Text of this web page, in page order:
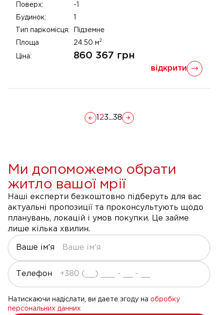
Поверх: -1
Будинок:
Тип паркомісця: Підземне
Площа 24.50 м 2
Ціна: 860 367 грн
відкрити
1 23...38
Ми допоможемо обрати
житло вашої мрії
Наші експерти безкоштовно підберуть для вас
актуальні пропозиції та проконсультують щодо
планувань, локацій і умов покупки. Це займе
лише кілька хвилин.
Ваше ім'я
Телефон
Натискаючи надіслати, ви даете згоду на обробку
персональних данних